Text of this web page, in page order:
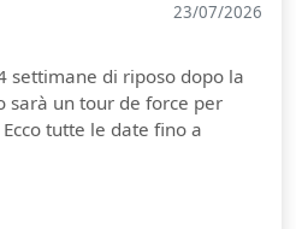
23/07/2026
settimane di riposo dopo la
sarà un tour de force per
tutte le date fino a